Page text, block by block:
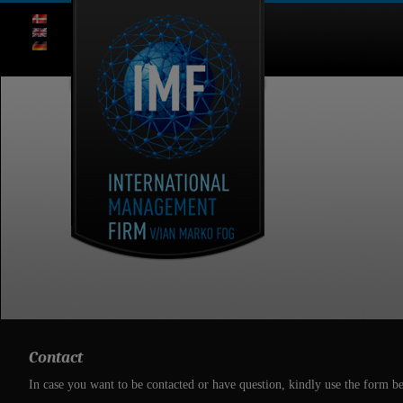
Contact
In case you want to be contacted or have question, kindly use the form